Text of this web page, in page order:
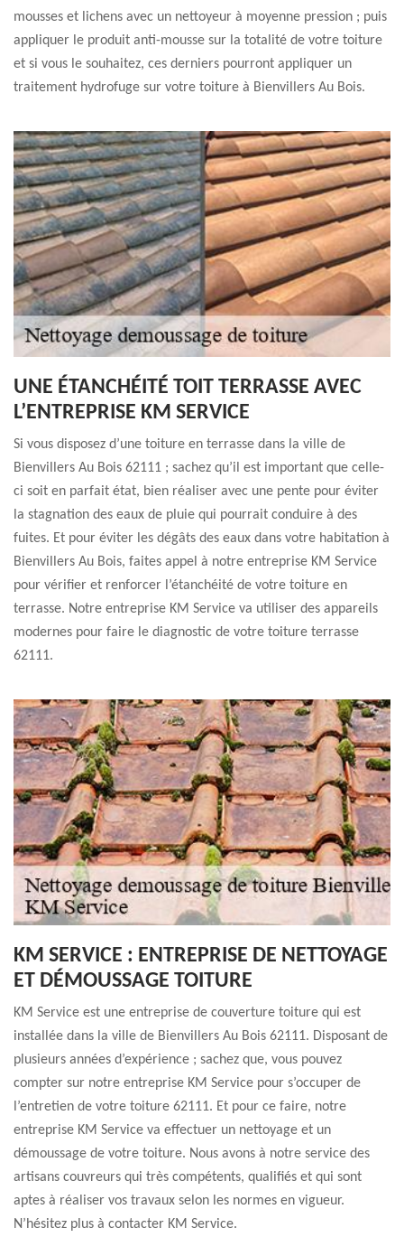
mousses et lichens avec un nettoyeur à moyenne pression ; puis
appliquer le produit anti-mousse sur la totalité de votre toiture
et si vous le souhaitez, ces derniers pourront appliquer un
traitement hydrofuge sur votre toiture à Bienvillers Au Bois.
UNE ÉTANCHÉITÉ TOIT TERRASSE AVEC
L’ENTREPRISE KM SERVICE
Si vous disposez d’une toiture en terrasse dans la ville de
Bienvillers Au Bois 62111 ; sachez qu’il est important que celle-
ci soit en parfait état, bien réaliser avec une pente pour éviter
la stagnation des eaux de pluie qui pourrait conduire à des
fuites. Et pour éviter les dégâts des eaux dans votre habitation à
Bienvillers Au Bois, faites appel à notre entreprise KM Service
pour vérifier et renforcer l’étanchéité de votre toiture en
terrasse. Notre entreprise KM Service va utiliser des appareils
modernes pour faire le diagnostic de votre toiture terrasse
62111.
KM SERVICE : ENTREPRISE DE NETTOYAGE
ET DÉMOUSSAGE TOITURE
KM Service est une entreprise de couverture toiture qui est
installée dans la ville de Bienvillers Au Bois 62111. Disposant de
plusieurs années d’expérience ; sachez que, vous pouvez
compter sur notre entreprise KM Service pour s’occuper de
l’entretien de votre toiture 62111. Et pour ce faire, notre
entreprise KM Service va effectuer un nettoyage et un
démoussage de votre toiture. Nous avons à notre service des
artisans couvreurs qui très compétents, qualifiés et qui sont
aptes à réaliser vos travaux selon les normes en vigueur.
N’hésitez plus à contacter KM Service.